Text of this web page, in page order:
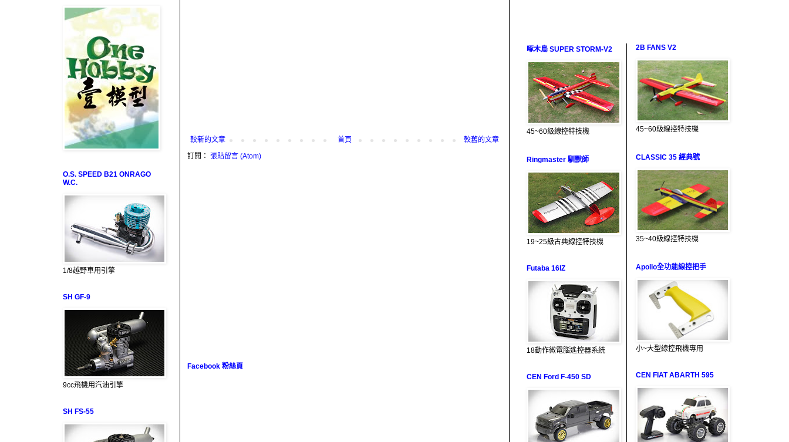
較新的文章 較舊的文章
首頁
訂閱： 張貼留言 (Atom)
Facebook 粉絲頁
O.S. SPEED B21 ONRAGO
W.C.
1/8越野車用引擎
SH GF-9
9cc飛機用汽油引擎
SH FS-55
啄木鳥 SUPER STORM-V2
45~60級線控特技機
Ringmaster 馴獸師
19~25級古典線控特技機
Futaba 16IZ
18動作微電腦遙控器系統
CEN Ford F-450 SD
2B FANS V2
45~60級線控特技機
CLASSIC 35 經典號
35~40級線控特技機
Apollo全功能線控把手
小~大型線控飛機專用
CEN FIAT ABARTH 595